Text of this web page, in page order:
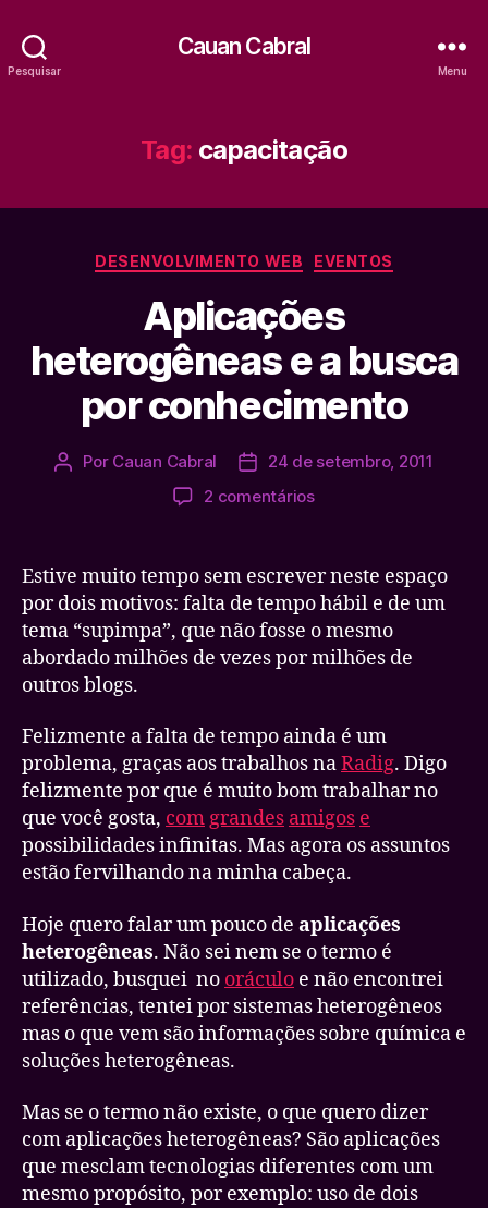
Pesquisar
Cauan Cabral
Menu
Tag: capacitação
Categorias
DESENVOLVIMENTO WEB EVENTOS
Aplicações
heterogêneas e a busca
por conhecimento
Autor
Por Cauan Cabral
Data24 de setembro, 2011
2 comentáriosem
a
busca
por
conhecimento
Estive muito tempo sem escrever neste espaço
por dois motivos: falta de tempo hábil e de um
tema “supimpa”, que não fosse o mesmo
abordado milhões de vezes por milhões de
outros blogs.
Felizmente a falta de tempo ainda é um
problema, graças aos trabalhos naRadig. Digo
felizmente por que é muito bom trabalhar no
que você gosta, comgrandes amigos e
possibilidades infinitas. Mas agora os assuntos
estão fervilhando na minha cabeça.
Hoje quero falar um pouco de aplicações
heterogêneas. Não sei nem se o termo é
utilizado, busquei no oráculo e não encontrei
referências, tentei por sistemas heterogêneos
mas o que vem são informações sobre química e
soluções heterogêneas.
Mas se o termo não existe, o que quero dizer
com aplicações heterogêneas? São aplicações
que mesclam tecnologias diferentes com um
mesmo propósito, por exemplo: uso de dois